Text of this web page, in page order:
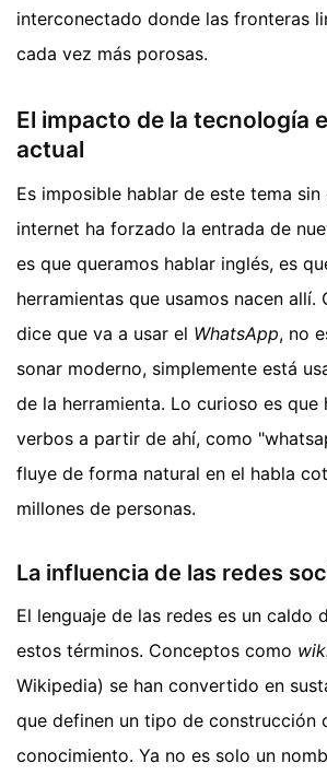
interconectado donde las fronteras
cada vez más porosas.
El impacto de la tecnología
actual
Es imposible hablar de este tema
internet ha forzado la entrada de
es que queramos hablar inglés, es
herramientas que usamos nacen allí.
dice que va a usar el WhatsApp, no
sonar moderno, simplemente está
de la herramienta. Lo curioso es que
verbos a partir de ahí, como
fluye de forma natural en el habla
millones de personas.
La influencia de las redes
El lenguaje de las redes es un caldo
estos términos. Conceptos como
Wikipedia) se han convertido en
que definen un tipo de construcción
conocimiento. Ya no es solo un